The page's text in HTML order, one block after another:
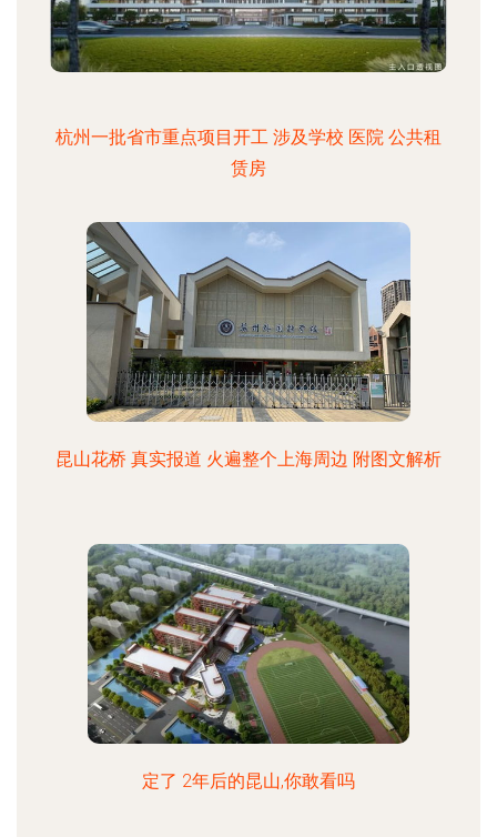
杭州一批省市重点项目开工 涉及学校 医院 公共租
赁房
昆山花桥 真实报道 火遍整个上海周边 附图文解析
定了 2年后的昆山,你敢看吗